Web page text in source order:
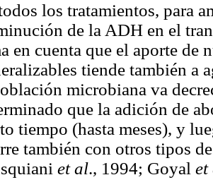
los tratamientos, para
de la ADH en el
en cuenta que el aporte de
tiende también a
microbiana va
que la adición de
tiempo (hasta meses), y
también con otros tipos
et al., 1994; Goyal et